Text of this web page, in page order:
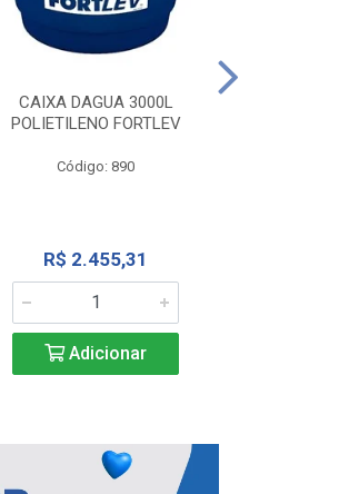
CAIXA DAGUA 3000L
POLIETILENO FORTLEV
Código: 890
R$ 2.455,31
Adicionar